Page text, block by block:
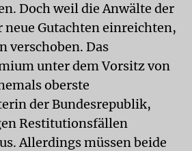
Doch weil die Anwälte der
neue Gutachten einreichten,
verschoben. Das
unter dem Vorsitz von
oberste
der Bundesrepublik,
Restitutionsfällen
Allerdings müssen beide